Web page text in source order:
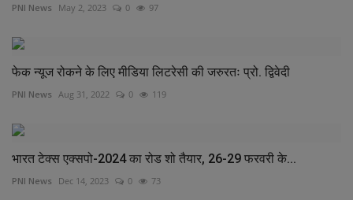
PNI News May 2, 2023 0 97
फेक न्यूज रोकने के लिए मीडिया लिटरेसी की जरुरतः प्रो. द्विवेदी
PNI News Aug 31, 2022 0 119
भारत टेक्स एक्सपो-2024 का रोड शो तैयार, 26-29 फरवरी के...
PNI News Dec 14, 2023 0 73